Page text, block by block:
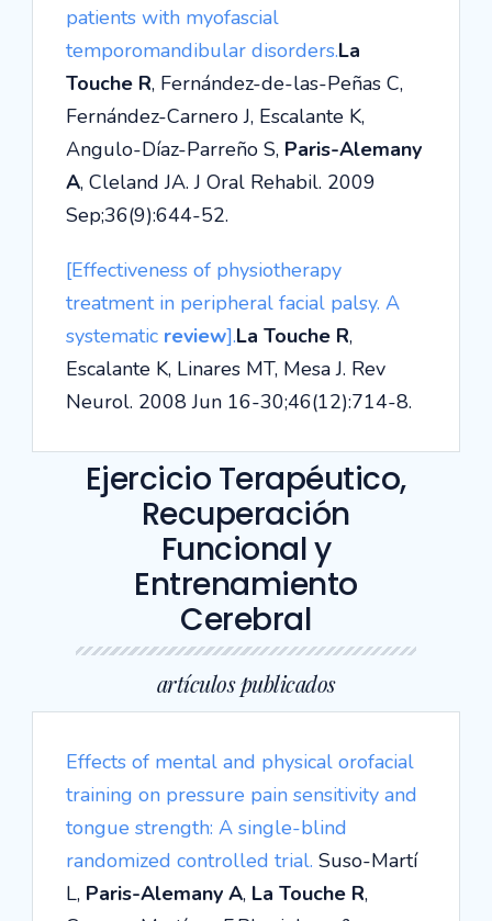
patients with myofascial
temporomandibular disorders.La
Touche R, Fernández-de-las-Peñas C,
Fernández-Carnero J, Escalante K,
Angulo-Díaz-Parreño S, Paris-Alemany
A, Cleland JA. J Oral Rehabil. 2009
Sep;36(9):644-52.
[Effectiveness of physiotherapy
treatment in peripheral facial palsy. A
systematic review].La Touche R,
Escalante K, Linares MT, Mesa J. Rev
Neurol. 2008 Jun 16-30;46(12):714-8.
Ejercicio Terapéutico,
Recuperación
Funcional y
Entrenamiento
Cerebral
artículos publicados
Effects of mental and physical orofacial
training on pressure pain sensitivity and
tongue strength: A single-blind
randomized controlled trial. Suso-Martí
L, Paris-Alemany A, La Touche R,